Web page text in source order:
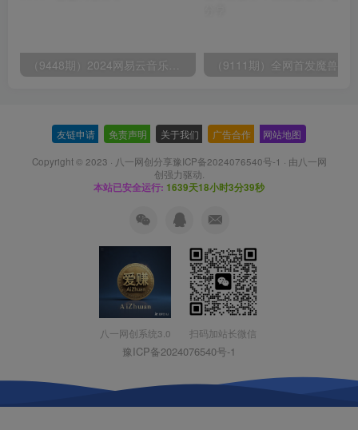
友链申请 免责声明 关于我们 广告合作 网站地图
Copyright © 2023 · 八一网创分享豫ICP备2024076540号-1 · 由八一网
创强力驱动.
本站已安全运行: 1639天18小时3分39秒
八一网创系统3.0 扫码加站长微信
豫ICP备2024076540号-1